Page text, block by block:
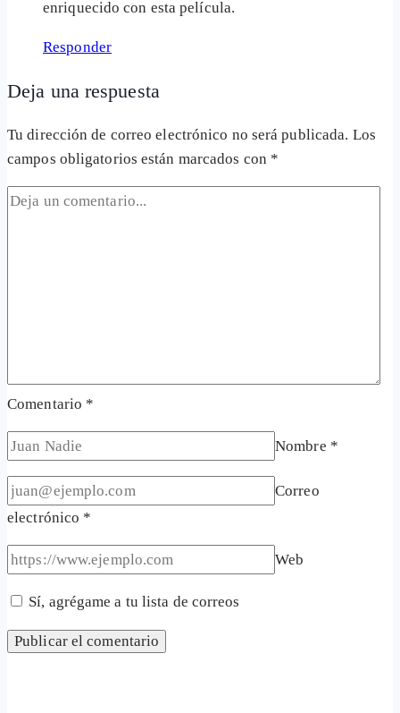
enriquecido con esta película.
Responder
Deja una respuesta
Tu dirección de correo electrónico no será publicada. Los
campos obligatorios están marcados con *
Comentario *
Nombre *
Correo
electrónico *
Web
Sí, agrégame a tu lista de correos